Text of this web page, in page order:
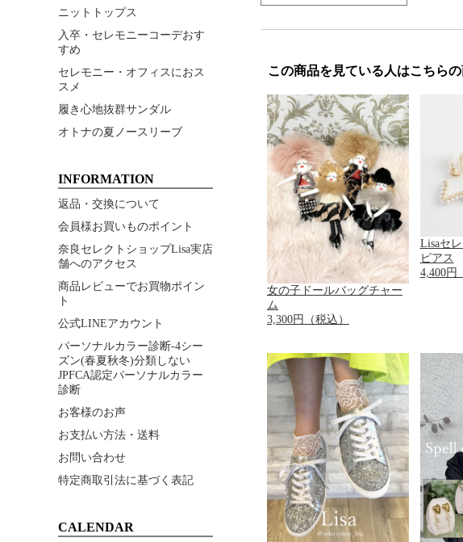
この商品を見ている人はこちら
女の子ドールバッグチャー
ム
3,300円（税込）
Lisaセ
ピアス
4,400円
ニットトップス
入卒・セレモニーコーデおす
すめ
セレモニー・オフィスにおス
スメ
履き心地抜群サンダル
オトナの夏ノースリーブ
INFORMATION
返品・交換について
会員様お買いものポイント
奈良セレクトショップLisa実店
舗へのアクセス
商品レビューでお買物ポイン
ト
公式LINEアカウント
パーソナルカラー診断-4シー
ズン(春夏秋冬)分類しない
JPFCA認定パーソナルカラー
診断
お客様のお声
お支払い方法・送料
お問い合わせ
特定商取引法に基づく表記
CALENDAR